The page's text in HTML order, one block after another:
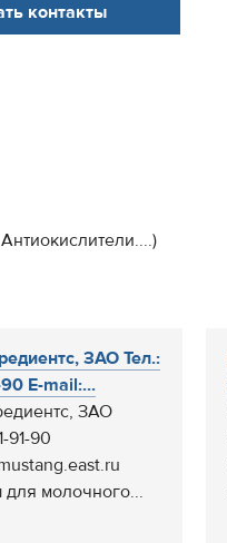
контакты
ЗАО Тел.:
E-mail:...
ЗАО
91-90
для молочного...